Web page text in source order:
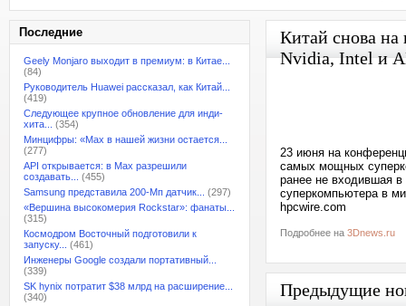
Последние
Geely Monjaro выходит в премиум: в Китае...
(84)
Руководитель Huawei рассказал, как Китай...
(419)
Следующее крупное обновление для инди-
хита...
(354)
Минцифры: «Max в нашей жизни остается...
(277)
API открывается: в Max разрешили
создавать...
(455)
Samsung представила 200-Мп датчик...
(297)
«Вершина высокомерия Rockstar»: фанаты...
(315)
Космодром Восточный подготовили к
запуску...
(461)
Инженеры Google создали портативный...
(339)
SK hynix потратит $38 млрд на расширение...
(340)
Китай снова
Nvidia, Intel и
23 июня на
самых мощных
ранее не входившая в
суперкомпьютера в
hpcwire.com
Подробнее на 3Dnews.ru
Предыдущие